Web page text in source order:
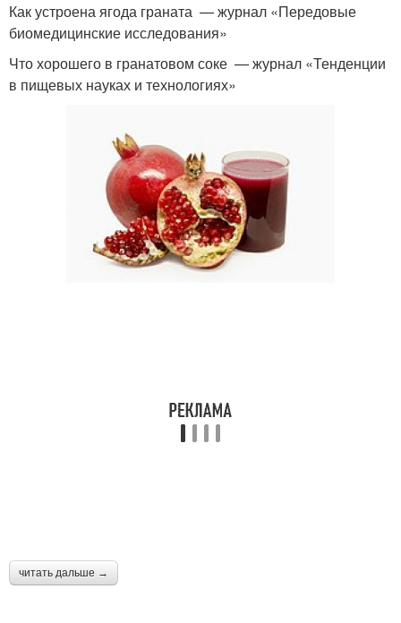
Как устроена ягода граната — журнал «Передовые
биомедицинские исследования»
Что хорошего в гранатовом соке — журнал «Тенденции
в пищевых науках и технологиях»
читать дальше →